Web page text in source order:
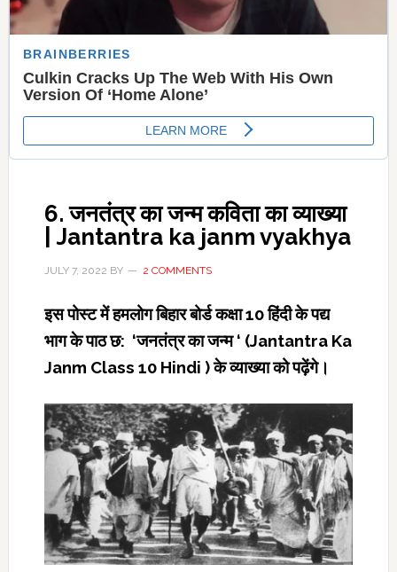
6. जनतंत्र का जन्म कविता का व्‍याख्‍या
| Jantantra ka janm vyakhya
JULY 7, 2022 BY 2 COMMENTS
इस पोस्‍ट में हमलोग बिहार बोर्ड कक्षा 10 हिंदी के पद्य
भाग के पाठ छ: ‘जनतंत्र का जन्म ‘ (Jantantra Ka
Janm Class 10 Hindi ) के व्‍याख्‍या को पढ़ेंगे।